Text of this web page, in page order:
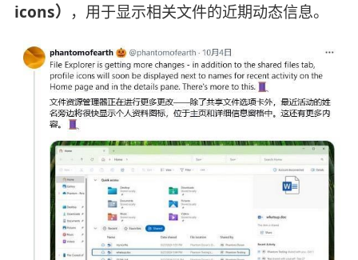
icons） ，用于显示相关文件的近期动态信息。